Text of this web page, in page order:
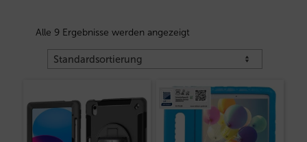
Alle 9 Ergebnisse werden angezeigt